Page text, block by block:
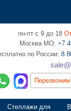
пн-пт с 9 до 18
Москва МО: +7
по России: 8
Стеллажи для